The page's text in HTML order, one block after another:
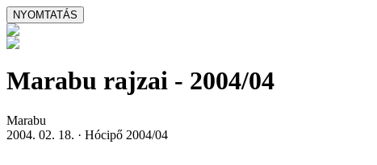
Marabu rajzai - 2004/04
Marabu
2004. 02. 18. · Hócipő 2004/04